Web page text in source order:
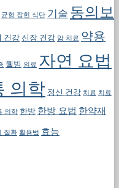
균형 잡힌 식단 기술 동의보
건강 신장 건강 암 치료 약용
웰빙 의료 자연 요법
의학 정신 건강 치료 치료
의학 한방 한방 요법 한약재
질환 활용법 효능